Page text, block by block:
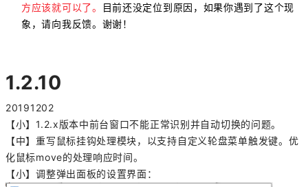
方应该就可以了。
目前还没定位到原因，如果你遇到了这个现
象，请向我反馈。谢谢！
1.2.10
20191202
【小】1.2.x版本中前台窗口不能正常识别并自动切换的问题。
【中】重写鼠标挂钩处理模块，以支持自定义轮盘菜单触发键。优
化鼠标move的处理响应时间。
【小】调整弹出面板的设置界面：